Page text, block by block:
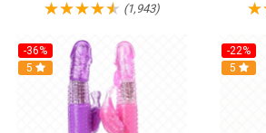
(1,943)
-36%
Hot
5
-22%
Hot
5